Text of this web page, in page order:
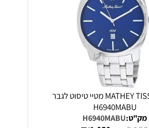
שעון MATHEY TISSOT מטיי טיסוט לגבר
H6940MABU
מק"ט:H6940MABU